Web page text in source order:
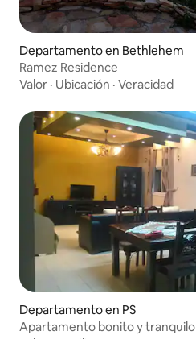
Departamento en Bethlehem
Ramez Residence
Valor · Ubicación · Veracidad
Departamento en PS
Apartamento bonito y tranquilo